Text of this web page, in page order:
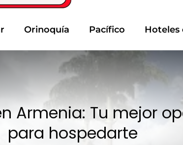
Orinoquía Pacífico Hoteles
Armenia: Tu mejor
para hospedarte